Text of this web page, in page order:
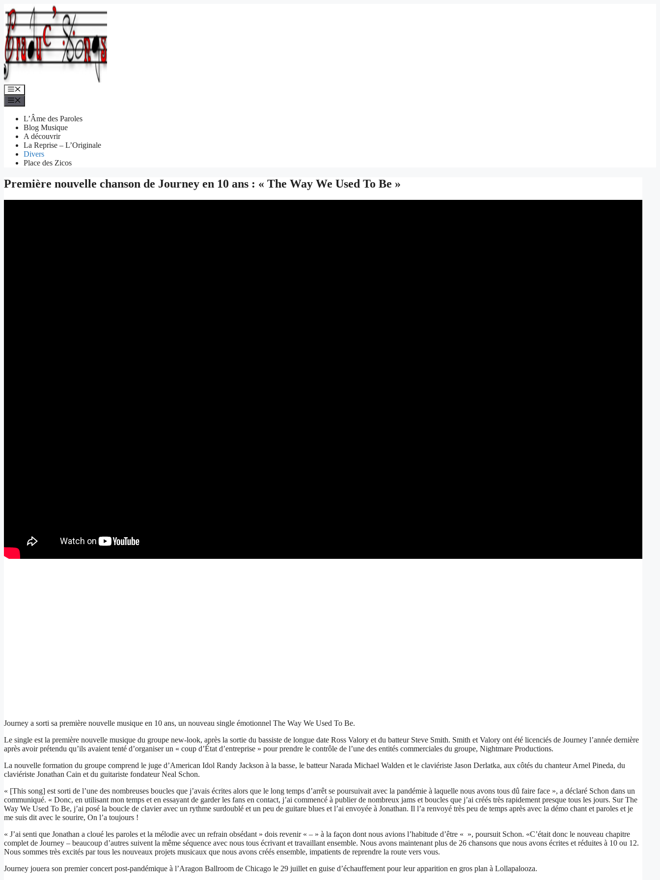
Aller
au
contenu
Menu
L’Âme des Paroles
Blog Musique
A découvrir
La Reprise – L’Originale
Divers
Place des Zicos
Première nouvelle chanson de Journey en 10 ans : « The Way We Used To Be »
Journey a sorti sa première nouvelle musique en 10 ans, un nouveau single émotionnel The Way We Used To Be.
Le single est la première nouvelle musique du groupe new-look, après la sortie du bassiste de longue date Ross Valory et du batteur Steve Smith. Smith et Valory ont été licenciés de Journey l’année dernière
après avoir prétendu qu’ils avaient tenté d’organiser un « coup d’État d’entreprise » pour prendre le contrôle de l’une des entités commerciales du groupe, Nightmare Productions.
La nouvelle formation du groupe comprend le juge d’American Idol Randy Jackson à la basse, le batteur Narada Michael Walden et le claviériste Jason Derlatka, aux côtés du chanteur Arnel Pineda, du
claviériste Jonathan Cain et du guitariste fondateur Neal Schon.
« [This song] est sorti de l’une des nombreuses boucles que j’avais écrites alors que le long temps d’arrêt se poursuivait avec la pandémie à laquelle nous avons tous dû faire face », a déclaré Schon dans un
communiqué. « Donc, en utilisant mon temps et en essayant de garder les fans en contact, j’ai commencé à publier de nombreux jams et boucles que j’ai créés très rapidement presque tous les jours. Sur The
Way We Used To Be, j’ai posé la boucle de clavier avec un rythme surdoublé et un peu de guitare blues et l’ai envoyée à Jonathan. Il l’a renvoyé très peu de temps après avec la démo chant et paroles et je
me suis dit avec le sourire, On l’a toujours !
« J’ai senti que Jonathan a cloué les paroles et la mélodie avec un refrain obsédant » dois revenir « – » à la façon dont nous avions l’habitude d’être « », poursuit Schon. «C’était donc le nouveau chapitre
complet de Journey – beaucoup d’autres suivent la même séquence avec nous tous écrivant et travaillant ensemble. Nous avons maintenant plus de 26 chansons que nous avons écrites et réduites à 10 ou 12.
Nous sommes très excités par tous les nouveaux projets musicaux que nous avons créés ensemble, impatients de reprendre la route vers vous.
Journey jouera son premier concert post-pandémique à l’Aragon Ballroom de Chicago le 29 juillet en guise d’échauffement pour leur apparition en gros plan à Lollapalooza.